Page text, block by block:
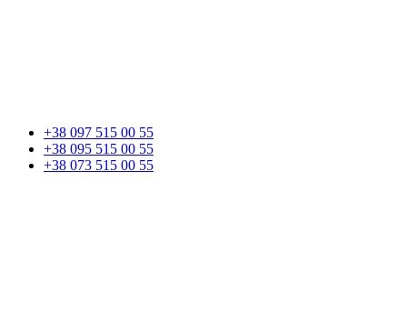
+38 097 515 00 55
+38 095 515 00 55
+38 073 515 00 55